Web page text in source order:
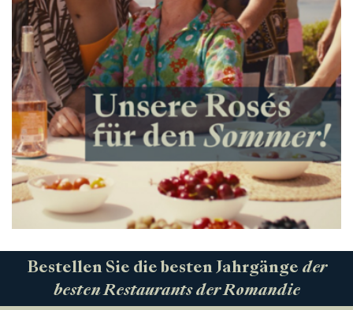
Bestellen Sie die besten Jahrgänge der
besten Restaurants der Romandie